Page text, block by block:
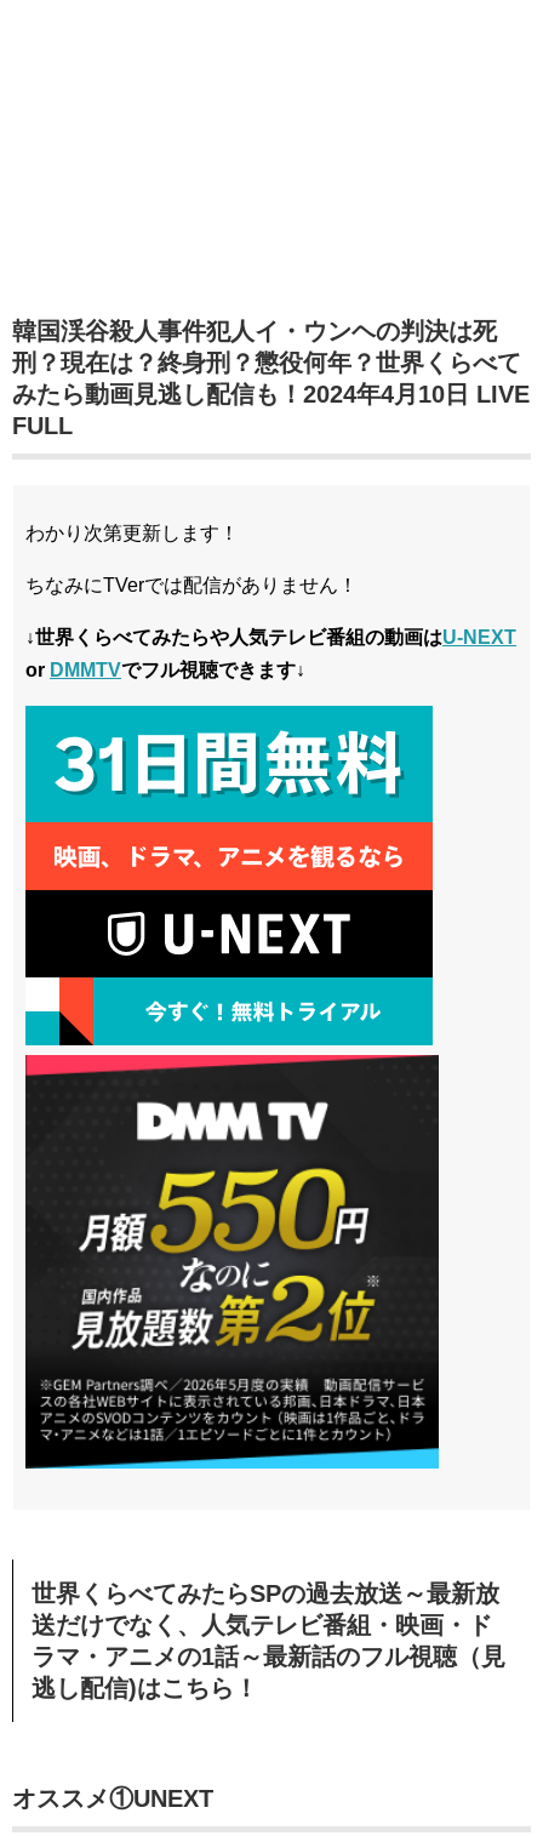
韓国渓谷殺人事件犯人イ・ウンヘの判決は死
刑？現在は？終身刑？懲役何年？世界くらべて
みたら動画見逃し配信も！2024年4月10日 LIVE
FULL
わかり次第更新します！
ちなみにTVerでは配信がありません！
↓世界くらべてみたらや人気テレビ番組の動画はU-NEXT
or DMMTVでフル視聴できます↓
世界くらべてみたらSPの過去放送～最新放
送だけでなく、人気テレビ番組・映画・ド
ラマ・アニメの1話～最新話のフル視聴（見
逃し配信)はこちら！
オススメ①UNEXT